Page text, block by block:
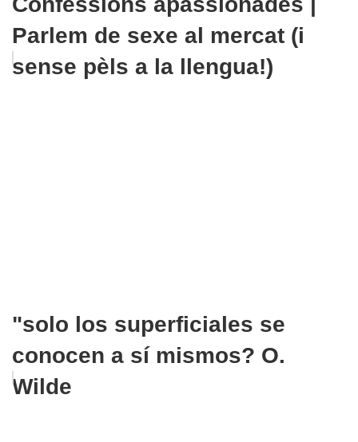
Parlem de sexe al mercat (i
sense pèls a la llengua!)
"solo los superficiales se
conocen a sí mismos? O.
Wilde